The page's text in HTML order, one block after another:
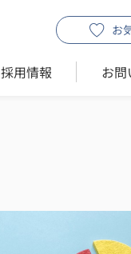
お
採用情報 お問